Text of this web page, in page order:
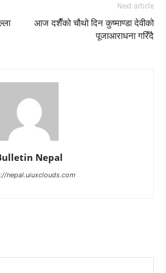
Next article
आज दशैँको चौथो दिन कुष्माण्डा देवीको
पूजाआराधना गरिँदै
Nepal
nepal.uiuxclouds.com